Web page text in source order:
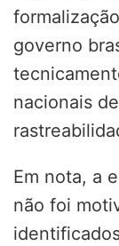
governo
nacionais
Em nota, a
não foi